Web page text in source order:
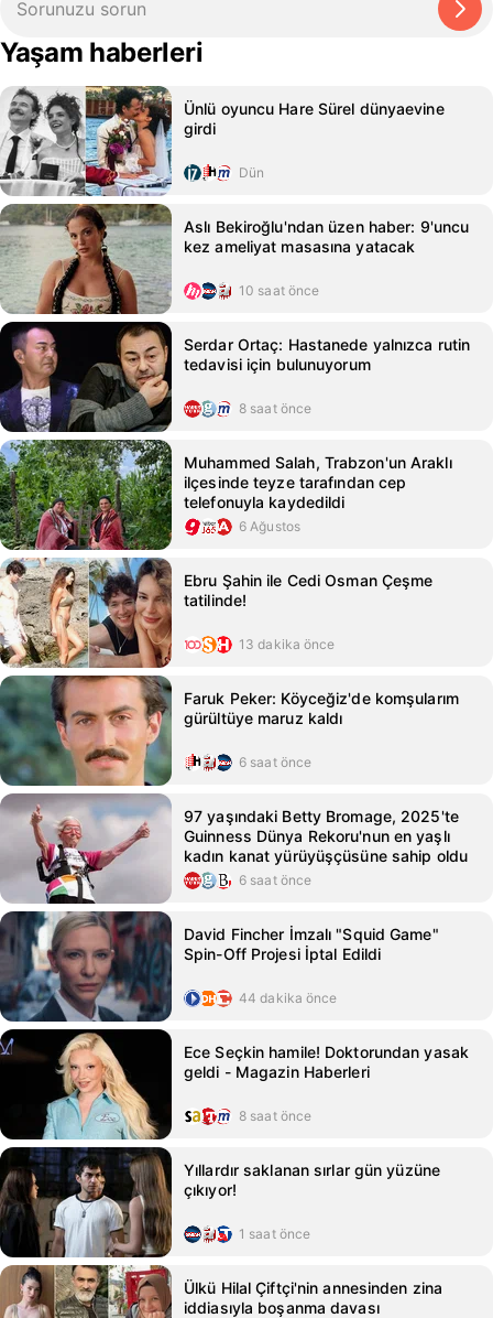
Yaşam haberleri
Ünlü oyuncu Hare Sürel dünyaevine
girdi
Dün
Aslı Bekiroğlu'ndan üzen haber: 9'uncu
kez ameliyat masasına yatacak
10 saat önce
Serdar Ortaç: Hastanede yalnızca rutin
tedavisi için bulunuyorum
8 saat önce
Muhammed Salah, Trabzon'un Araklı
ilçesinde teyze tarafından cep
telefonuyla kaydedildi
6 Ağustos
Ebru Şahin ile Cedi Osman Çeşme
tatilinde!
13 dakika önce
Faruk Peker: Köyceğiz'de komşularım
gürültüye maruz kaldı
6 saat önce
97 yaşındaki Betty Bromage, 2025'te
Guinness Dünya Rekoru'nun en yaşlı
kadın kanat yürüyüşçüsüne sahip oldu
6 saat önce
David Fincher İmzalı "Squid Game"
Spin-Off Projesi İptal Edildi
44 dakika önce
Ece Seçkin hamile! Doktorundan yasak
geldi - Magazin Haberleri
8 saat önce
Yıllardır saklanan sırlar gün yüzüne
çıkıyor!
1 saat önce
Ülkü Hilal Çiftçi'nin annesinden zina
iddiasıyla boşanma davası